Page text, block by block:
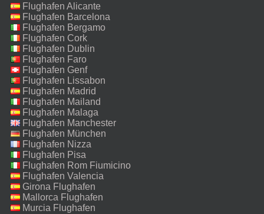
Flughafen Alicante
Flughafen Barcelona
Flughafen Bergamo
Flughafen Cork
Flughafen Dublin
Flughafen Faro
Flughafen Genf
Flughafen Lissabon
Flughafen Madrid
Flughafen Mailand
Malpensa
Flughafen Malaga
Flughafen Manchester
Flughafen München
Flughafen Nizza
Flughafen Pisa
Flughafen Rom Fiumicino
Flughafen Valencia
Girona Flughafen
Mallorca Flughafen
Murcia Flughafen